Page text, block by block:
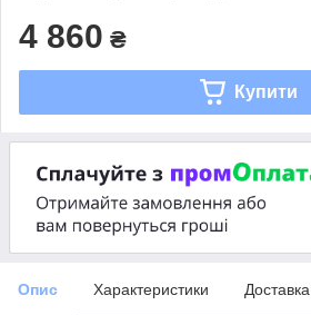
4 860 ₴
Купити
Опис Характеристики Доставка